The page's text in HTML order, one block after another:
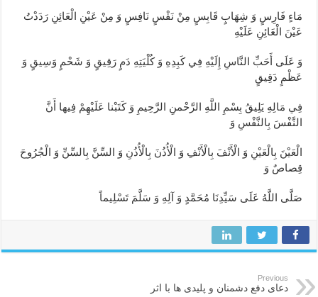
مَاءٍ فَارِسٍ وَ شِهَابٍ قَابِسٍ مِنْ نَفْسٍ نَافِسٍ وَ مِنْ عَيْنِ الْعَائِنِ رَدَدْتُ
عَيْنَ الْعَائِنِ عَلَيْهِ
وَ عَلَى أَحَبِّ النَّاسِ إِلَيْهِ فِي كَبِدِهِ وَ كُلْيَتِهِ دَمٍ رَقِيقٍ وَ شَحْمٍ وَسِيقٍ وَ
عَظْمٍ دَقِيقٍ
فِي مَالِهِ يَلِيقُ بِسْمِ اللَّهِ الرَّحْمنِ الرَّحِيمِ وَ كَتَبْنا عَلَيْهِمْ فِيها أَنَّ
النَّفْسَ بِالنَّفْسِ وَ
الْعَيْنَ بِالْعَيْنِ وَ الْأَنْفَ بِالْأَنْفِ وَ الْأُذُنَ بِالْأُذُنِ وَ السِّنَّ بِالسِّنِّ وَ الْجُرُوحَ
قِصاصٌ وَ
صَلَّى اللَّهُ عَلَى سَيِّدِنَا مُحَمَّدٍ وَ آلِهِ وَ سَلَّمَ تَسْلِيماً
Previous
دعای دفع دشمنان و پلیدی ها با اثر